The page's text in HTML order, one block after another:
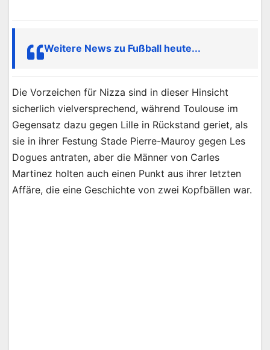
Weitere News zu Fußball heute...
Die Vorzeichen für Nizza sind in dieser Hinsicht
sicherlich vielversprechend, während Toulouse im
Gegensatz dazu gegen Lille in Rückstand geriet, als
sie in ihrer Festung Stade Pierre-Mauroy gegen Les
Dogues antraten, aber die Männer von Carles
Martinez holten auch einen Punkt aus ihrer letzten
Affäre, die eine Geschichte von zwei Kopfbällen war.